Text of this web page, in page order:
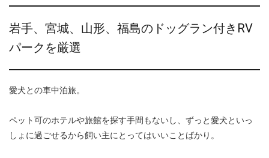
岩手、宮城、山形、福島のドッグラン付きRV
パークを厳選
愛犬との車中泊旅。
ペット可のホテルや旅館を探す手間もないし、ずっと愛犬といっ
しょに過ごせるから飼い主にとってはいいことばかり。